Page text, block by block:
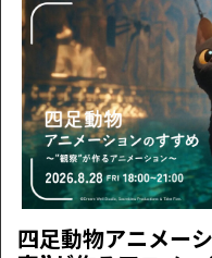
四足動物アニメー